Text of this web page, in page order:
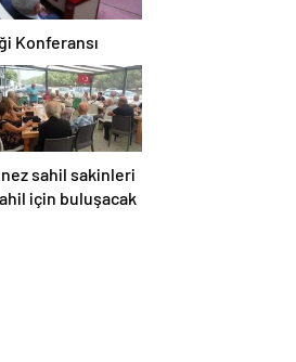
Konferansı
sahil sakinleri
için buluşacak